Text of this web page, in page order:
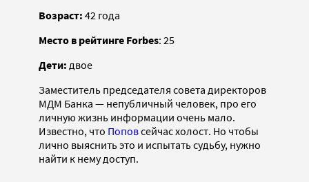
Возраст: 42 года
Место в рейтинге Forbes: 25
Дети: двое
Заместитель председателя совета директоров
МДМ Банка — непубличный человек, про его
личную жизнь информации очень мало.
Известно, что Поповсейчас холост. Но чтобы
лично выяснить это и испытать судьбу, нужно
найти к нему доступ.